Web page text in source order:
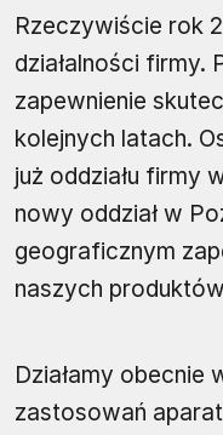
Rzeczywiście rok
działalności firmy.
zapewnienie
kolejnych latach.
już oddziału firmy
nowy oddział w
geograficznym
naszych
Działamy obecnie
zastosowań